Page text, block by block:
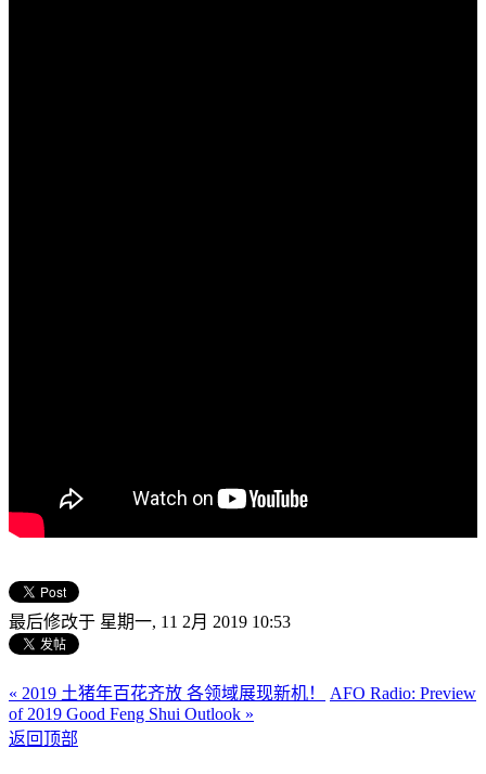
最后修改于 星期一, 11 2月 2019 10:53
« 2019 土猪年百花齐放 各领域展现新机！
AFO Radio: Preview
of 2019 Good Feng Shui Outlook »
返回顶部